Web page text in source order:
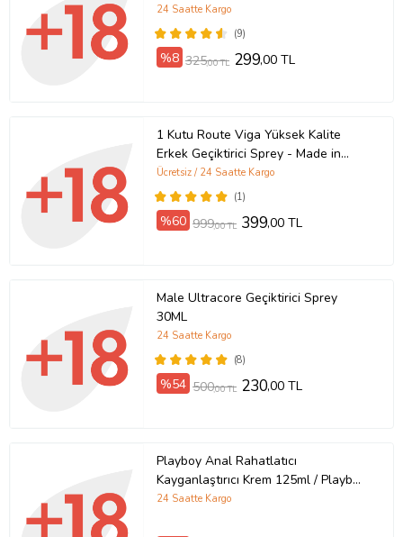
(9)
24 Saatte Kargo
%8 325,00 TL 299,00 TL
1 Kutu Route Viga Yüksek Kalite
Erkek Geçiktirici Sprey - Made in
Germany - Premium Qualty Delay
Sprey - 1 Kutu 20 ML
(1)
Ücretsiz / 24 Saatte Kargo
%60 999,00 TL 399,00 TL
Male Ultracore Geçiktirici Sprey
30ML
(8)
24 Saatte Kargo
%54 500,00 TL 230,00 TL
Playboy Anal Rahatlatıcı
Kayganlaştırıcı Krem 125ml / Playboy
Anal Relax Lubricant Cream 125ml
24 Saatte Kargo